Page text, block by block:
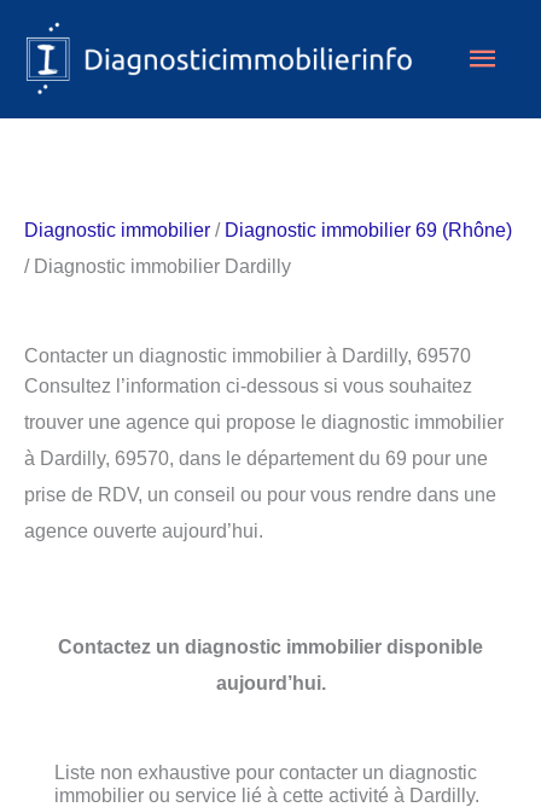
contenu
Diagnostic immobilier / Diagnostic immobilier 69 (Rhône)
/ Diagnostic immobilier Dardilly
Contacter un diagnostic immobilier à Dardilly, 69570
Consultez l’information ci-dessous si vous souhaitez
trouver une agence qui propose le diagnostic immobilier
à Dardilly, 69570, dans le département du 69 pour une
prise de RDV, un conseil ou pour vous rendre dans une
agence ouverte aujourd’hui.
Contactez un diagnostic immobilier disponible
aujourd’hui.
Liste non exhaustive pour contacter un diagnostic
immobilier ou service lié à cette activité à Dardilly.